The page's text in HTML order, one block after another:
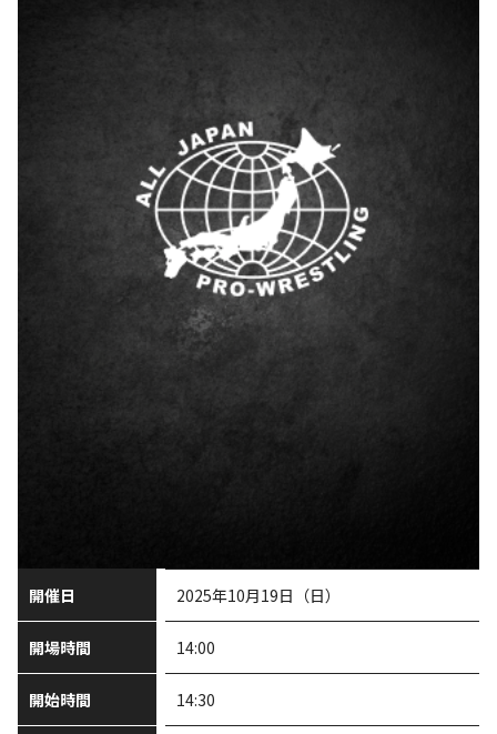
開催日 2025年10月19日（日）
開場時間 14:00
開始時間 14:30